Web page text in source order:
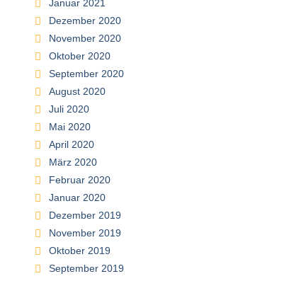
Januar 2021
Dezember 2020
November 2020
Oktober 2020
September 2020
August 2020
Juli 2020
Mai 2020
April 2020
März 2020
Februar 2020
Januar 2020
Dezember 2019
November 2019
Oktober 2019
September 2019